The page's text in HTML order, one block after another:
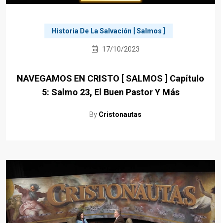
Historia De La Salvación [ Salmos ]
17/10/2023
NAVEGAMOS EN CRISTO [ SALMOS ] Capítulo
5: Salmo 23, El Buen Pastor Y Más
By Cristonautas